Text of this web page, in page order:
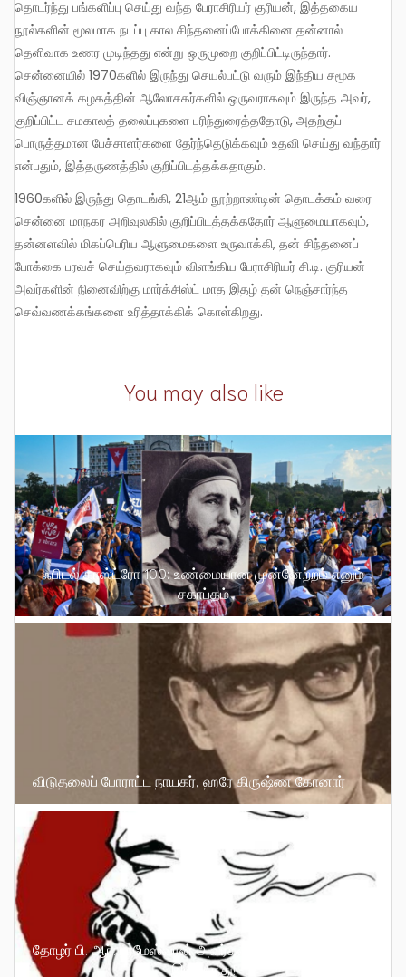
தொடர்ந்து பங்களிப்பு செய்து வந்த பேராசிரியர் குரியன், இத்தகைய
நூல்களின் மூலமாக நடப்பு கால சிந்தனைப்போக்கினை தன்னால்
தெளிவாக உணர முடிந்தது என்று ஒருமுறை குறிப்பிட்டிருந்தார்.
சென்னையில் 1970களில் இருந்து செயல்பட்டு வரும் இந்திய சமூக
விஞ்ஞானக் கழகத்தின் ஆலோசகர்களில் ஒருவராகவும் இருந்த அவர்,
குறிப்பிட்ட சமகாலத் தலைப்புகளை பரிந்துரைத்ததோடு, அதற்குப்
பொருத்தமான பேச்சாளர்களை தேர்ந்தெடுக்கவும் உதவி செய்து வந்தார்
என்பதும், இத்தருணத்தில் குறிப்பிடத்தக்கதாகும்.
1960களில் இருந்து தொடங்கி, 21ஆம் நூற்றாண்டின் தொடக்கம் வரை
சென்னை மாநகர அறிவுலகில் குறிப்பிடத்தக்கதோர் ஆளுமையாகவும்,
தன்னளவில் மிகப்பெரிய ஆளுமைகளை உருவாக்கி, தன் சிந்தனைப்
போக்கை பரவச் செய்தவராகவும் விளங்கிய பேராசிரியர் சி.டி. குரியன்
அவர்களின் நினைவிற்கு மார்க்சிஸ்ட் மாத இதழ் தன் நெஞ்சார்ந்த
செவ்வணக்கங்களை உரித்தாக்கிக் கொள்கிறது.
You may also like
ஃபிடல் காஸ்ட்ரோ 100: உண்மையான முன்னேற்றம் எனும்
சகாப்தம்
விடுதலைப் போராட்ட நாயகர், ஹரே கிருஷ்ண கோனார்
தோழர் பி. ஆர். பரமேஸ்வரன் அவர்கள் அர்ப்பணிப்பு அளவிட
இயலாதது!